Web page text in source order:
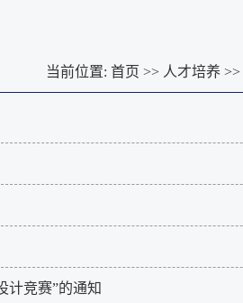
当前位置: 首页 >> 人才培养 >>
计竞赛”的通知